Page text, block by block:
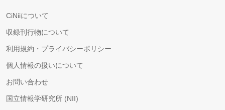
CiNiiについて
収録刊行物について
利用規約・プライバシーポリシー
個人情報の扱いについて
お問い合わせ
国立情報学研究所 (NII)